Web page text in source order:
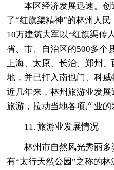
本区经济发展迅速。
了“红旗渠精神”的林州人民
10万建筑大军以“红旗渠传
省、市、自治区的500多个
上海、太原、长治、郑州
地，并已打入南也门、科威
近几年来，林州旅游业发
旅游，拉动当地各项产业的
11. 旅游业发展情况
林州市自然风光秀丽
有“太行天然公园”之称的